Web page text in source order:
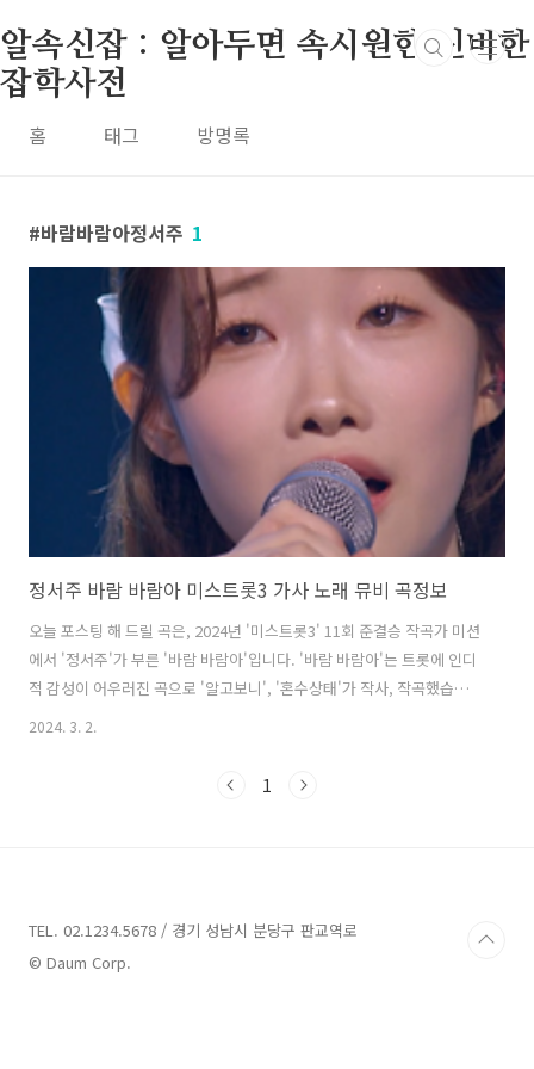
알속신잡 : 알아두면 속시원한 신비한
잡학사전
홈 태그 방명록
바람바람아정서주 1
정서주 바람 바람아 미스트롯3 가사 노래 뮤비 곡정보
오늘 포스팅 해 드릴 곡은, 2024년 '미스트롯3' 11회 준결승 작곡가 미션
에서 '정서주'가 부른 '바람 바람아'입니다. '바람 바람아'는 트롯에 인디
적 감성이 어우러진 곡으로 '알고보니', '혼수상태'가 작사, 작곡했습니
다. '정서주'의 보이스톤 자체가 악기이기 때문에 무엇을 더 보탤 필요가
재를 바람에 비유한 가사가 인상적입니다. '정서주'의 맑은 목소리에 실
2024. 3. 2.
1
TEL. 02.1234.5678 / 경기 성남시 분당구 판교역로
© Daum Corp.